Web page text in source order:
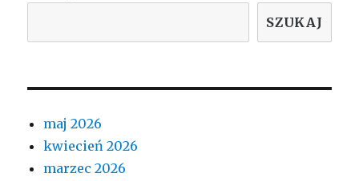
SZUKAJ
maj 2026
kwiecień 2026
marzec 2026